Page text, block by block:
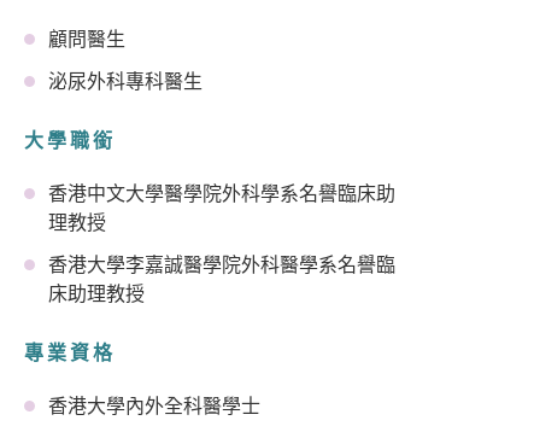
顧問醫生
泌尿外科專科醫生
大學職銜
香港中文大學醫學院外科學系名譽臨床助
理教授
香港大學李嘉誠醫學院外科醫學系名譽臨
床助理教授
專業資格
香港大學內外全科醫學士